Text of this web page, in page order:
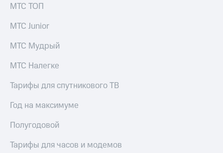
и родителям
Здоровье
от МТС
Акции
Приложения
КИОН
Музыка
приложения
Инвестиции
Получайте
доход
онлайн
Страхование
Покупка
онлайн
Скидка 30%
на связь
С картой
МТС ТОП
МТС Junior
МТС Мудрый
МТС Налегке
Тарифы для спутникового ТВ
Год на максимуме
Полугодовой
Тарифы для часов и модемов